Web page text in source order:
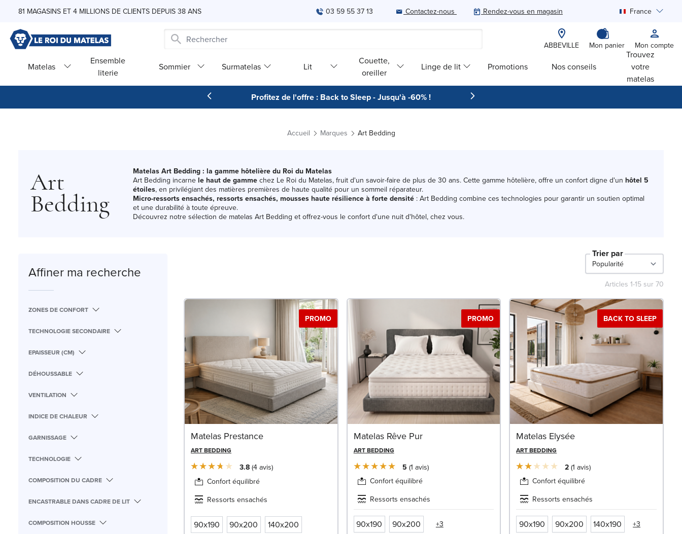
81 MAGASINS ET 4 MILLIONS DE CLIENTS DEPUIS 38 ANS 03 59 55 37 13 Contactez-nous Rendez-vous en magasin France
ABBEVILLE Mon panier Mon compte
Matelas
Ensemble
literie
Sommier Surmatelas Lit
Couette,
oreiller
Linge de lit Promotions Nos conseils
Trouvez
votre
matelas
Profitez de l'offre : Back to Sleep - Jusqu'à -60% !
Accueil Marques Art Bedding
Art
Bedding
Matelas Art Bedding : la gamme hôtelière du Roi du Matelas
Art Bedding incarne le haut de gammechez Le Roi du Matelas, fruit d'un savoir-faire de plus de 30 ans. Cette gamme hôtelière, offre un confort digne d'un hôtel 5
étoiles, en privilégiant des matières premières de haute qualité pour un sommeil réparateur.
Micro-ressorts ensachés, ressorts ensachés, mousses haute résilience à forte densité : Art Bedding combine ces technologies pour garantir un soutien optimal
et une durabilité à toute épreuve.
Découvrez notre sélection de matelas Art Bedding et offrez-vous le confort d'une nuit d'hôtel, chez vous.
Affiner ma recherche
ZONES DE CONFORT
TECHNOLOGIE SECONDAIRE
EPAISSEUR (CM)
DÉHOUSSABLE
VENTILATION
INDICE DE CHALEUR
GARNISSAGE
TECHNOLOGIE
COMPOSITION DU CADRE
ENCASTRABLE DANS CADRE DE LIT
COMPOSITION HOUSSE
Trier par
Articles 1-15 sur 70
PROMO
Matelas Prestance
ART BEDDING
3.8 4 avis
Confort équilibré
Ressorts ensachés
90x190 90x200 140x200
PROMO
Matelas Rêve Pur
ART BEDDING
5 1 avis
Confort équilibré
Ressorts ensachés
90x190 90x200 +3
BACK TO SLEEP
Matelas Elysée
ART BEDDING
2 1avis
Confort équilibré
Ressorts ensachés
90x190 90x200 140x190 +3